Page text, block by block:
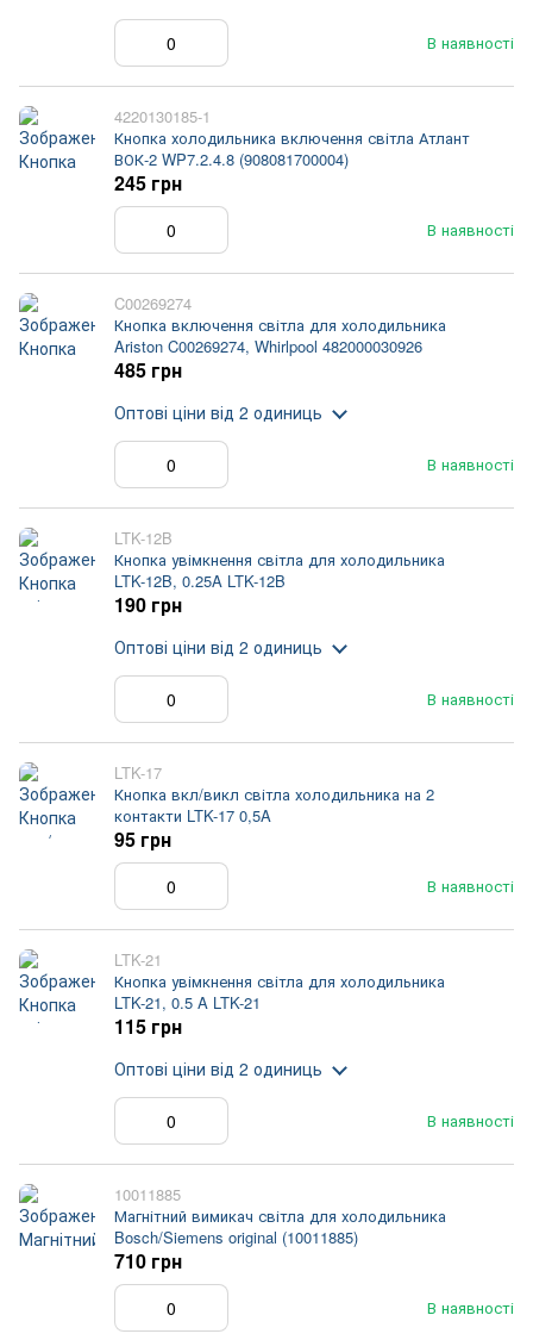
В наявності
4220130185-1
Кнопка холодильника включення світла Атлант
ВОК-2 WP7.2.4.8 (908081700004)
В наявності
245 грн
C00269274
Кнопка включення світла для холодильника
Ariston C00269274, Whirlpool 482000030926
В наявності
485 грн
Оптові ціни від 2 одиниць
LTK-12B
Кнопка увімкнення світла для холодильника
LTK-12B, 0.25A LTK-12B
В наявності
190 грн
Оптові ціни від 2 одиниць
LTK-17
Кнопка вкл/викл світла холодильника на 2
контакти LTK-17 0,5A
В наявності
95 грн
LTK-21
Кнопка увімкнення світла для холодильника
LTK-21, 0.5 A LTK-21
В наявності
115 грн
Оптові ціни від 2 одиниць
10011885
Магнітний вимикач світла для холодильника
Bosch/Siemens original (10011885)
В наявності
710 грн